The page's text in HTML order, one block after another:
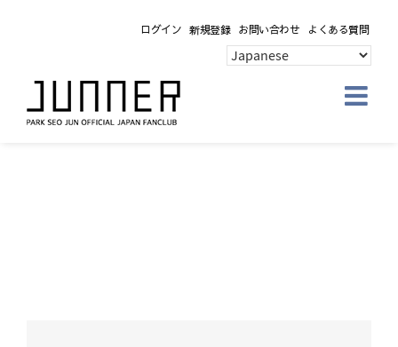
ログイン 新規登録 お問い合わせ よくある質問